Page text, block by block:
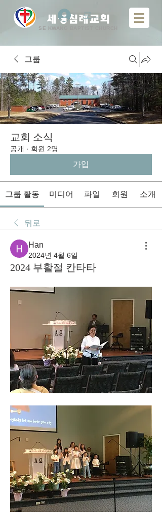
​ 세광침례교회
SE KWANG BAPTIST CHURCH
로그인
그룹
교회 소식
공개 · 회원 2명
가입
그룹 활동 미디어 파일 회원 소개
뒤로
Han
2024년 4월 6일
2024 부활절 칸타타